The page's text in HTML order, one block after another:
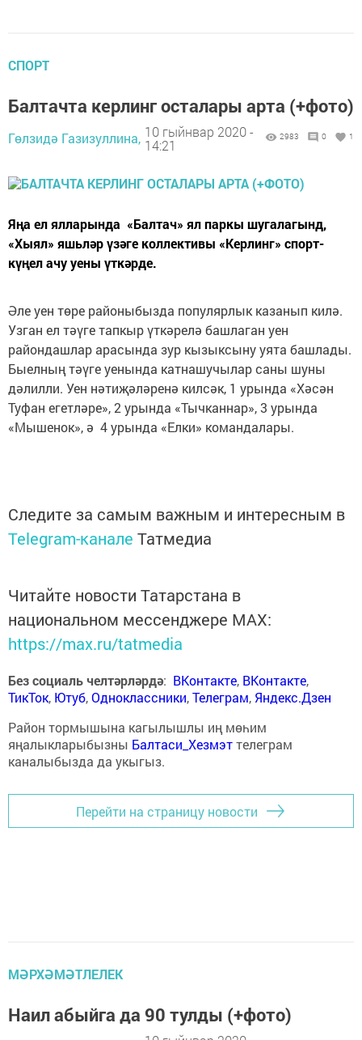
СПОРТ
Балтачта керлинг осталары арта (+фото)
Гөлзидә Газизуллина, 10 гыйнвар 2020 -
14:21
2983 0 1
Яңа ел ялларында «Балтач» ял паркы шугалагынд,
«Хыял» яшьләр үзәге коллективы «Керлинг» спорт-
күңел ачу уены үткәрде.
Әле уен төре районыбызда популярлык казанып килә.
Узган ел тәүге тапкыр үткәрелә башлаган уен
райондашлар арасында зур кызыксыну уята башлады.
Быелның тәүге уенында катнашучылар саны шуны
дәлилли. Уен нәтиҗәләренә килсәк, 1 урында «Хәсән
Туфан егетләре», 2 урында «Тычканнар», 3 урында
«Мышенок», ә 4 урында «Елки» командалары.
Следите за самым важным и интересным в
Telegram-канале Татмедиа
Читайте новости Татарстана в
национальном мессенджере MАХ:
https://max.ru/tatmedia
Без социаль челтәрләрдә: ВКонтакте, ВКонтакте,
ТикТок, Ютуб,Одноклассники,Телеграм, Яндекс.Дзен
Район тормышына кагылышлы иң мөһим
яңалыкларыбызны Балтаси_Хезмэттелеграм
каналыбызда да укыгыз.
Перейти на страницу новости
МӘРХӘМӘТЛЕЛЕК
Наил абыйга да 90 тулды (+фото)